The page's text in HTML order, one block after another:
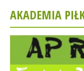
AKADEMIA